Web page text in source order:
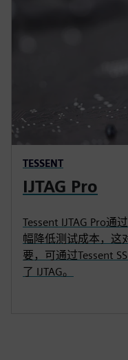
TESSENT
IJTAG Pro
Tessent IJTAG Pro通
幅降低测试成本，这
要，可通过Tessent
了 IJTAG。